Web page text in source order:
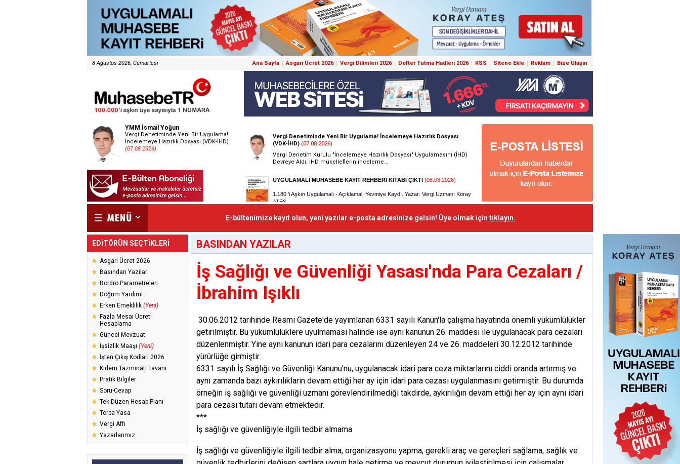
8 Ağustos 2026, Cumartesi Ana Sayfa Asgari Ücret 2026 Vergi Dilimleri 2026 Defter Tutma Hadleri 2026 RSS Sitene Ekle Reklam Bize Ulaşın
YMM İsmail Yoğun
Vergi Denetiminde Yeni Bir Uygulama!
İncelemeye Hazırlık Dosyası (VDK-İHD)
(07.08.2026)
E-bültenimize kayıt olun, yeni yazılar e-posta adresinize gelsin! Üye olmak için tıklayın.
EDİTÖRÜN SEÇTİKLERİ
Asgari Ücret 2026
Basından Yazılar
Bordro Parametreleri
Doğum Yardımı
Erken Emeklilik (Yeni)
Fazla Mesai Ücreti
Hesaplama
Güncel Mevzuat
İşsizlik Maaşı (Yeni)
İşten Çıkış Kodları 2026
Kıdem Tazminatı Tavanı
Pratik Bilgiler
Soru-Cevap
Tek Düzen Hesap Planı
Torba Yasa
Vergi Affı
Yazarlarımız
BASINDAN YAZILAR
İş Sağlığı ve Güvenliği Yasası'nda Para Cezaları /
İbrahim Işıklı
30.06.2012 tarihinde Resmi Gazete'de yayımlanan 6331 sayılı Kanun'la çalışma hayatında önemli yükümlülükler
getirilmiştir. Bu yükümlülüklere uyulmaması halinde ise aynı kanunun 26. maddesi ile uygulanacak para cezaları
düzenlenmiştir. Yine aynı kanunun idari para cezalarını düzenleyen 24 ve 26. maddeleri 30.12.2012 tarihinde
yürürlüğe girmiştir.
6331 sayılı İş Sağlığı ve Güvenliği Kanunu'nu, uygulanacak idari para ceza miktarlarını ciddi oranda artırmış ve
aynı zamanda bazı aykırılıkların devam ettiği her ay için idari para cezası uygulanmasını getirmiştir. Bu durumda
örneğin iş sağlığı ve güvenliği uzmanı görevlendirilmediği takdirde, aykırılığın devam ettiği her ay için aynı idari
para cezası tutarı devam etmektedir.
***
İş sağlığı ve güvenliğiyle ilgili tedbir almama
İş sağlığı ve güvenliğiyle ilgili tedbir alma, organizasyonu yapma, gerekli araç ve gereçleri sağlama, sağlık ve